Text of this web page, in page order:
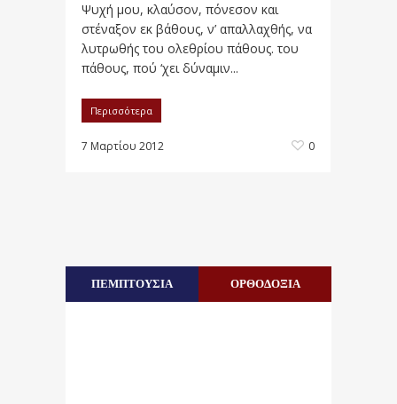
Ψυχή μου, κλαύσον, πόνεσον και
στέναξον εκ βάθους, ν’ απαλλαχθής, να
λυτρωθής του ολεθρίου πάθους. του
πάθους, πού ‘χει δύναμιν...
Περισσότερα
7 Μαρτίου 2012 0
ΠΕΜΠΤΟΥΣΙΑ ΟΡΘΟΔΟΞΙΑ